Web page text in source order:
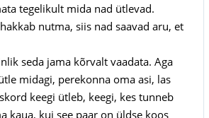
tegelikult mida nad ütlevad.
nutma, siis nad saavad aru, et
seda jama kõrvalt vaadata. Aga
midagi, perekonna oma asi, las
keegi ütleb, keegi, kes tunneb
kaua, kui see paar on üldse koos